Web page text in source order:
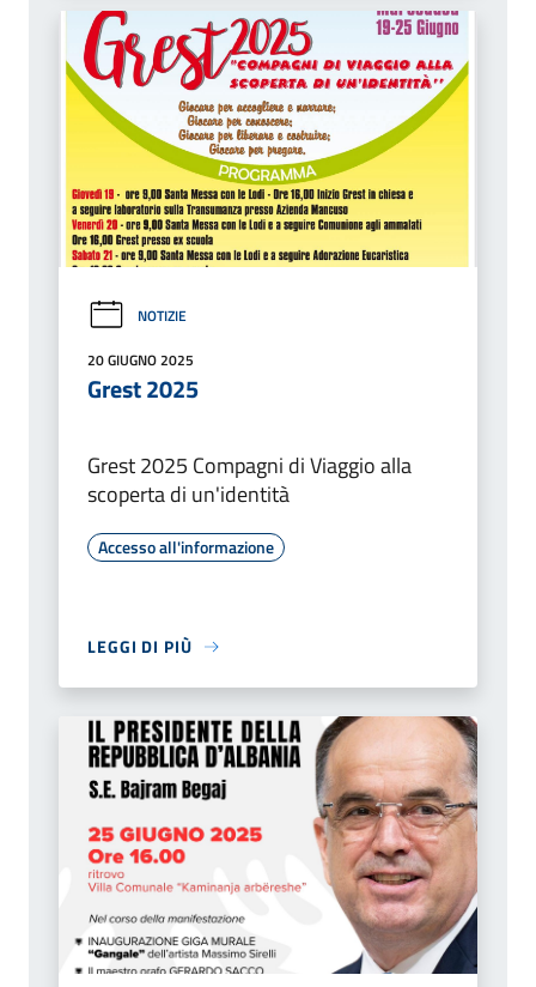
NOTIZIE
20 GIUGNO 2025
Grest 2025
Grest 2025 Compagni di Viaggio alla
scoperta di un'identità
Accesso all'informazione
LEGGI DI PIÙ